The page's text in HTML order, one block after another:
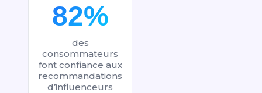
82%
des
consommateurs
font confiance aux
recommandations
d’influenceurs